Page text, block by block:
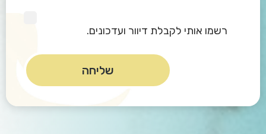
רשמו אותי לקבלת דיוור ועדכונים.